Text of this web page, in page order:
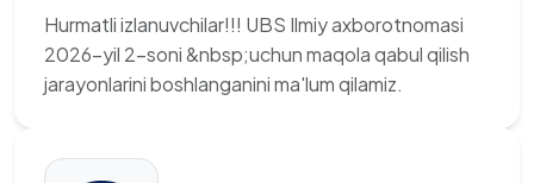
Hurmatli izlanuvchilar!!! UBS Ilmiy axborotnomasi
2026-yil 2-soni &nbsp;uchun maqola qabul qilish
jarayonlarini boshlanganini ma'lum qilamiz.